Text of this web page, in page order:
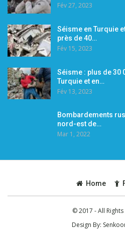
Fév 27, 2023
Séisme en Turquie
près de 40…
Fév 15, 2023
Séisme : plus de 30
Turquie et en…
Fév 13, 2023
Bombardements
nord-est de…
Mar 1, 2022
Home
© 2017 - All Rights
Design By: